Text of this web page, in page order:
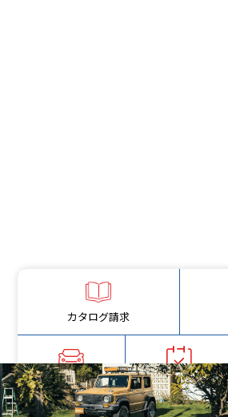
カタログ請求
試乗予約 車検・点検予約